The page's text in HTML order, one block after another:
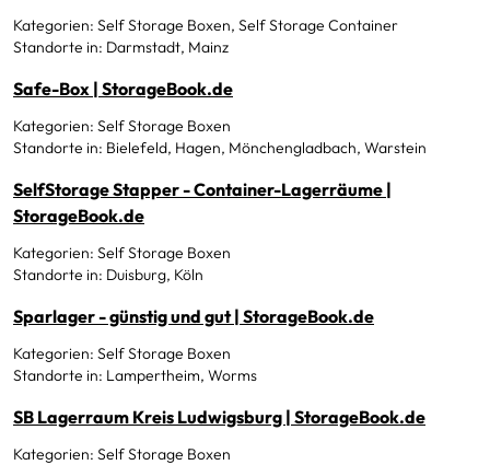
Kategorien: Self Storage Boxen, Self Storage Container
Standorte in: Darmstadt, Mainz
Safe-Box | StorageBook.de
Kategorien: Self Storage Boxen
Standorte in: Bielefeld, Hagen, Mönchengladbach, Warstein
SelfStorage Stapper - Container-Lagerräume |
StorageBook.de
Kategorien: Self Storage Boxen
Standorte in: Duisburg, Köln
Sparlager - günstig und gut | StorageBook.de
Kategorien: Self Storage Boxen
Standorte in: Lampertheim, Worms
SB Lagerraum Kreis Ludwigsburg | StorageBook.de
Kategorien: Self Storage Boxen